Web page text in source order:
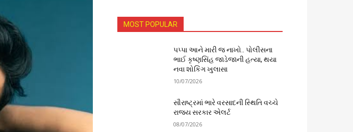
MOST POPULAR
પપ્પા આને મારી જ નાખો.. પોલીસના
ભાઈ કૃષ્ણસિંહ જાડેજાની હત્યા, થયા
નવા શોકિંગ ખુલાસા
10/07/2026
સૌરાષ્ટ્રમાં ભારે વરસાદની સ્થિતિ વચ્ચે
રાજ્ય સરકાર એલર્ટ
08/07/2026